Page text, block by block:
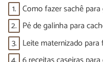
1. Como fazer sachê
2. Pé de galinha para
3. Leite maternizado